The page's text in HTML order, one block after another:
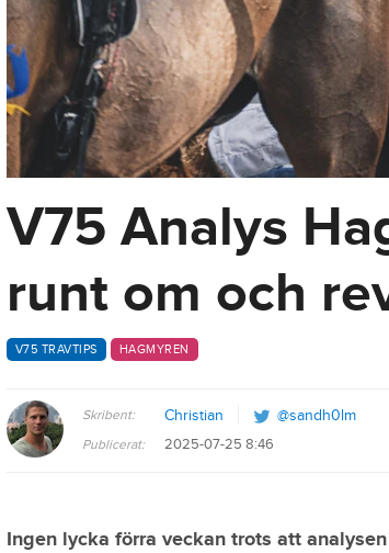
V75 Analys
runt om och
V75 TRAVTIPS HAGMYREN
Skribent: Christian @sandh0lm
Publicerat: 2025-07-25 8:46
Ingen lycka förra veckan trots att